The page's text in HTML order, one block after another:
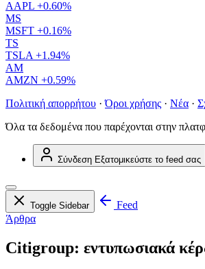
AAPL +0.60%
MS
MSFT +0.16%
TS
TSLA +1.94%
AM
AMZN +0.59%
Πολιτική απορρήτου · Όροι χρήσης · Νέα ·
Όλα τα δεδομένα που παρέχονται στην
Σύνδεση Εξατομικεύστε το feed σας
Toggle Sidebar
Feed
Άρθρα
Citigroup: εντυπωσιακά